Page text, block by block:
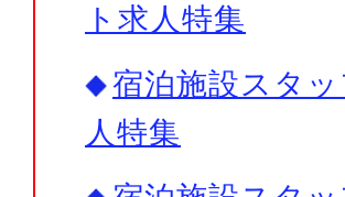
ト求人特集
宿泊施設スタ
人特集